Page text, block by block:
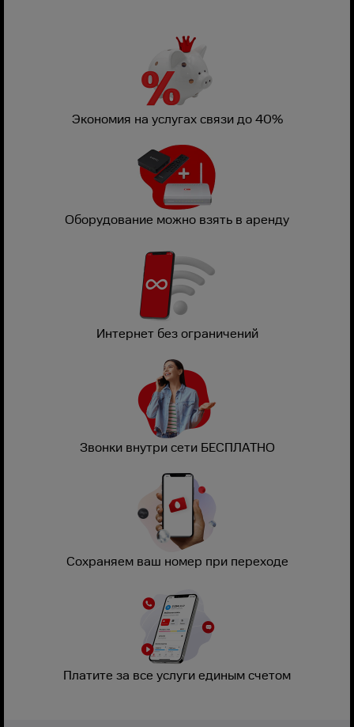
Экономия на услугах связи до 40%
Оборудование можно взять в аренду
Интернет без ограничений
Звонки внутри сети БЕСПЛАТНО
Сохраняем ваш номер при переходе
Платите за все услуги единым счетом